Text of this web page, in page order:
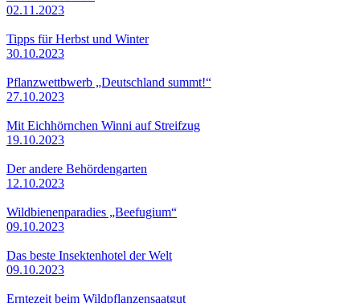
02.11.2023
Tipps für Herbst und Winter
30.10.2023
Pflanzwettbwerb „Deutschland summt!“
27.10.2023
Mit Eichhörnchen Winni auf Streifzug
19.10.2023
Der andere Behördengarten
12.10.2023
Wildbienenparadies „Beefugium“
09.10.2023
Das beste Insektenhotel der Welt
09.10.2023
Erntezeit beim Wildpflanzensaatgut